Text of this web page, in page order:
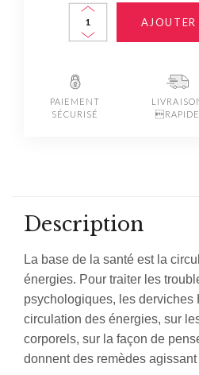
AJOUTER
PAIEMENT
SÉCURISÉ
RAPIDE
Description
La base de la santé est la
énergies. Pour traiter les
psychologiques, les derviches
circulation des énergies, sur
corporels, sur la façon de
donnent des remèdes